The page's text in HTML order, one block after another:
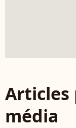
Articles
média